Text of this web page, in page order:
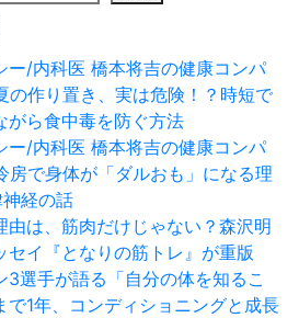
ー/内科医 橋本将吉の健康コンパ
作り置き、実は危険！？時短で
がら食中毒を防ぐ方法
ー/内科医 橋本将吉の健康コンパ
で身体が「ダルおも」になる理
経の話
由は、筋肉だけじゃない？森沢明
セイ『となりの筋トレ』が重版
3選手が語る「自分の体を知るこ
1年、コンディショニングと成長